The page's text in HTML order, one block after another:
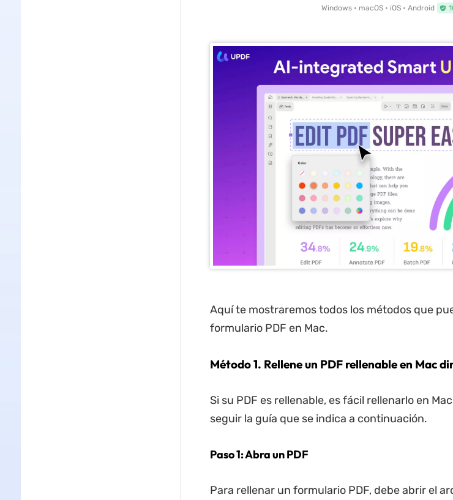
Windows • macOS • iOS • Android
Aquí te mostraremos todos los métodos que
formulario PDF en Mac.
Método 1. Rellene un PDF rellenable en Mac
Si su PDF es rellenable, es fácil rellenarlo en
seguir la guía que se indica a continuación.
Paso 1: Abra un PDF
Para rellenar un formulario PDF, debe abrir el